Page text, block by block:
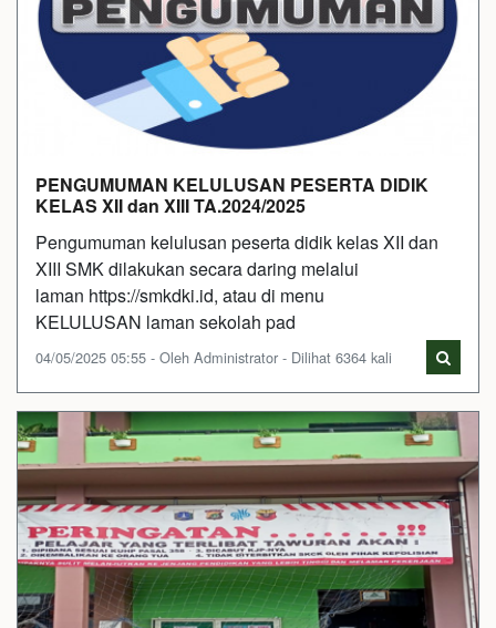
PENGUMUMAN KELULUSAN PESERTA DIDIK
KELAS XII dan XIII TA.2024/2025
Pengumuman kelulusan peserta didik kelas XII dan
XIII SMK dilakukan secara daring melalui
laman https://smkdki.id, atau di menu
KELULUSAN laman sekolah pad
04/05/2025 05:55 - Oleh Administrator - Dilihat 6364 kali